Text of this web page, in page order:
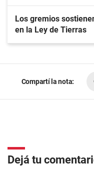
Los gremios
en la Ley de Tierras
Compartí la nota:
Dejá tu